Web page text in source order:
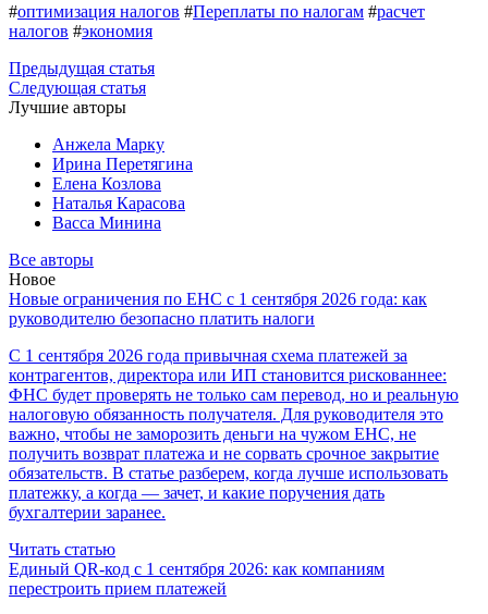
#оптимизация налогов #Переплаты по налогам #расчет
налогов #экономия
Предыдущая статья
Следующая статья
Лучшие авторы
Анжела Марку
Ирина Перетягина
Елена Козлова
Наталья Карасова
Васса Минина
Все авторы
Новое
Новые ограничения по ЕНС с 1 сентября 2026 года: как
руководителю безопасно платить налоги
С 1 сентября 2026 года привычная схема платежей за
контрагентов, директора или ИП становится рискованнее:
ФНС будет проверять не только сам перевод, но и реальную
налоговую обязанность получателя. Для руководителя это
важно, чтобы не заморозить деньги на чужом ЕНС, не
получить возврат платежа и не сорвать срочное закрытие
обязательств. В статье разберем, когда лучше использовать
платежку, а когда — зачет, и какие поручения дать
бухгалтерии заранее.
Читать статью
Единый QR-код с 1 сентября 2026: как компаниям
перестроить прием платежей